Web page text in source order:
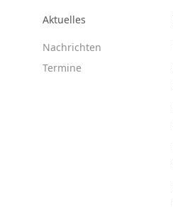
Aktuelles
Nachrichten
Termine